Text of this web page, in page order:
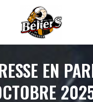
EN